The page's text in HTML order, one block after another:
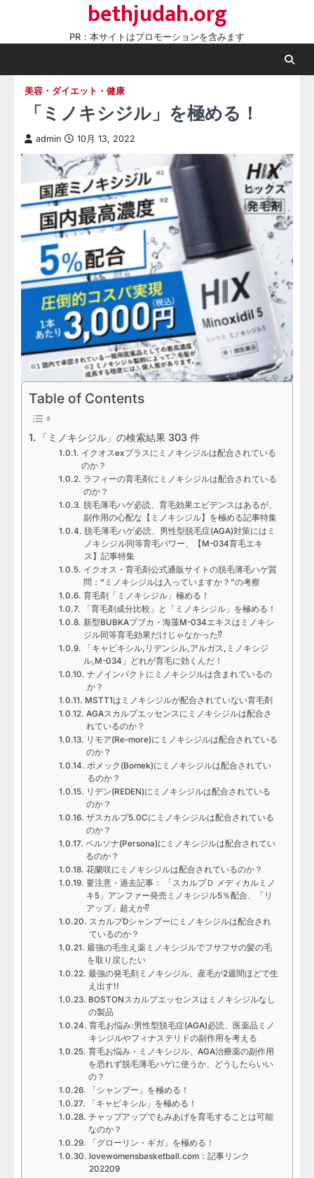
content
bethjudah.org
PR：本サイトはプロモーションを含みます
美容・ダイエット・健康
「ミノキシジル」を極める！
admin 10月 13, 2022
Table of Contents
「ミノキシジル」の検索結果 303 件
イクオスexプラスにミノキシジルは配合されている
のか？
ラフィーの育毛剤にミノキシジルは配合されている
のか？
脱毛薄毛ハゲ必読、育毛効果エビデンスはあるが、
副作用の心配な【ミノキシジル】を極める記事特集
脱毛薄毛ハゲ必読、男性型脱毛症(AGA)対策にはミ
ノキシジル同等育毛パワー、【M-034育毛エキ
ス】記事特集
イクオス・育毛剤公式通販サイトの脱毛薄毛ハゲ質
問：“ミノキシジルは入っていますか？”の考察
育毛剤「ミノキシジル」極める！
「育毛剤成分比較」と「ミノキシジル」を極める！
新型BUBKAブブカ・海藻M-034エキスはミノキシ
ジル同等育毛効果だけじゃなかった⁉
「キャピキシル,リデンシル,アルガス,ミノキシジ
ル,M-034」どれが育毛に効くんだ！
ナノインパクトにミノキシジルは含まれているの
か？
MSTT1はミノキシジルが配合されていない育毛剤
AGAスカルプエッセンスにミノキシジルは配合さ
れているのか？
リモア(Re-more)にミノキシジルは配合されている
のか？
ボメック(Bomek)にミノキシジルは配合されてい
るのか？
リデン(REDEN)にミノキシジルは配合されている
のか？
ザスカルプ5.0Cにミノキシジルは配合されている
のか？
ペルソナ(Persona)にミノキシジルは配合されてい
るのか？
花蘭咲にミノキシジルは配合されているのか？
要注意・過去記事： 「スカルプＤ メディカルミノ
キ5」アンファー発売ミノキシジル5％配合、「リ
アップ」超えか⁉
スカルプDシャンプーにミノキシジルは配合され
ているのか？
最強の毛生え薬ミノキシジルでフサフサの髪の毛
を取り戻したい
最強の発毛剤ミノキシジル、産毛が2週間ほどで生
え出す!!
BOSTONスカルプエッセンスはミノキシジルなし
の製品
育毛お悩み:男性型脱毛症(AGA)必読、医薬品ミノ
キシジルやフィナステリドの副作用を考える
育毛お悩み・ミノキシジル、AGA治療薬の副作用
を恐れず脱毛薄毛ハゲに使うか、どうしたらいい
の？
「シャンプー」を極める！
「キャピキシル」を極める！
チャップアップでもみあげを育毛することは可能
なのか？
「グローリン・ギガ」を極める！
lovewomensbasketball.com：記事リンク
202209